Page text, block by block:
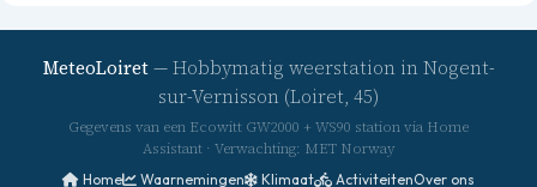
MeteoLoiret— Hobbymatig weerstation in Nogent-
sur-Vernisson (Loiret, 45)
Gegevens van een Ecowitt GW2000 + WS90 station via Home
Assistant · Verwachting: MET Norway
Home Waarnemingen Klimaat ActiviteitenOver ons